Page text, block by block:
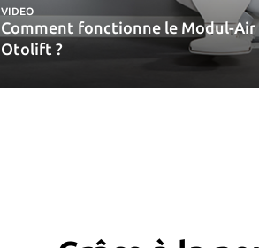
VIDEO
Comment fonctionne le Modul-Air
Otolift ?